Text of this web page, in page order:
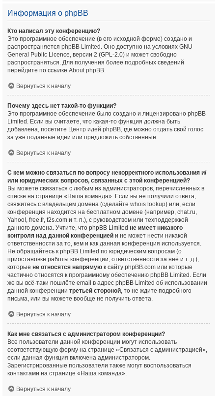
Информация о phpBB
Кто написал эту конференцию?
Это программное обеспечение (в его исходной форме) создано и
распространяется phpBB Limited . Оно доступно на условиях GNU
General Public Licence, версии 2 (GPL-2.0) и может свободно
распространяться. Для получения более подробных сведений
перейдите по ссылке About phpBB.
Вернуться к началу
Почему здесь нет такой-то функции?
Это программное обеспечение было создано и лицензировано phpBB
Limited. Если вы считаете, что какая-то функция должна быть
добавлена, посетите Центр идей phpBB, где можно отдать свой голос
за уже поданные идеи или предложить собственные.
Вернуться к началу
С кем можно связаться по вопросу некорректного использования и/
или юридических вопросов, связанных с этой конференцией?
Вы можете связаться с любым из администраторов, перечисленных в
списке на странице «Наша команда». Если вы не получили ответа,
свяжитесь с владельцем домена (сделайте whois lookup) или, если
конференция находится на бесплатном домене (например, chat.ru,
Yahoo!, free.fr, f2s.com и т. п.), с руководством или техподдержкой
данного домена. Учтите, что phpBB Limited не имеет никакого
контроля над данной конференцией и не может нести никакой
ответственности за то, кем и как данная конференция используется.
Не обращайтесь к phpBB Limited по юридическим вопросам (о
приостановке работы конференции, ответственности за неё и т. д.),
которые не относятся напрямую к сайту phpBB.com или которые
частично относятся к программному обеспечению phpBB Limited. Если
же вы всё-таки пошлёте email в адрес phpBB Limited об использовании
данной конференции третьей стороной, то не ждите подробного
письма, или вы можете вообще не получить ответа.
Вернуться к началу
Как мне связаться с администратором конференции?
Все пользователи данной конференции могут использовать
соответствующую форму на странице «Связаться с администрацией»,
если данная функция включена администратором.
Зарегистрированные пользователи также могут воспользоваться
контактами на странице «Наша команда».
Вернуться к началу